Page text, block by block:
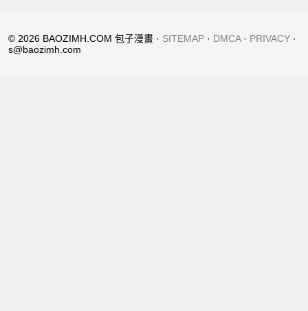
© 2026 BAOZIMH.COM 包子漫畫 · SITEMAP · DMCA· PRIVACY ·
s@baozimh.com